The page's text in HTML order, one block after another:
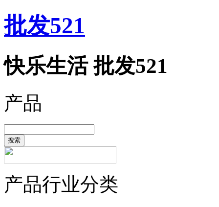
批发521
快乐生活 批发521
产品
搜索
产品行业分类